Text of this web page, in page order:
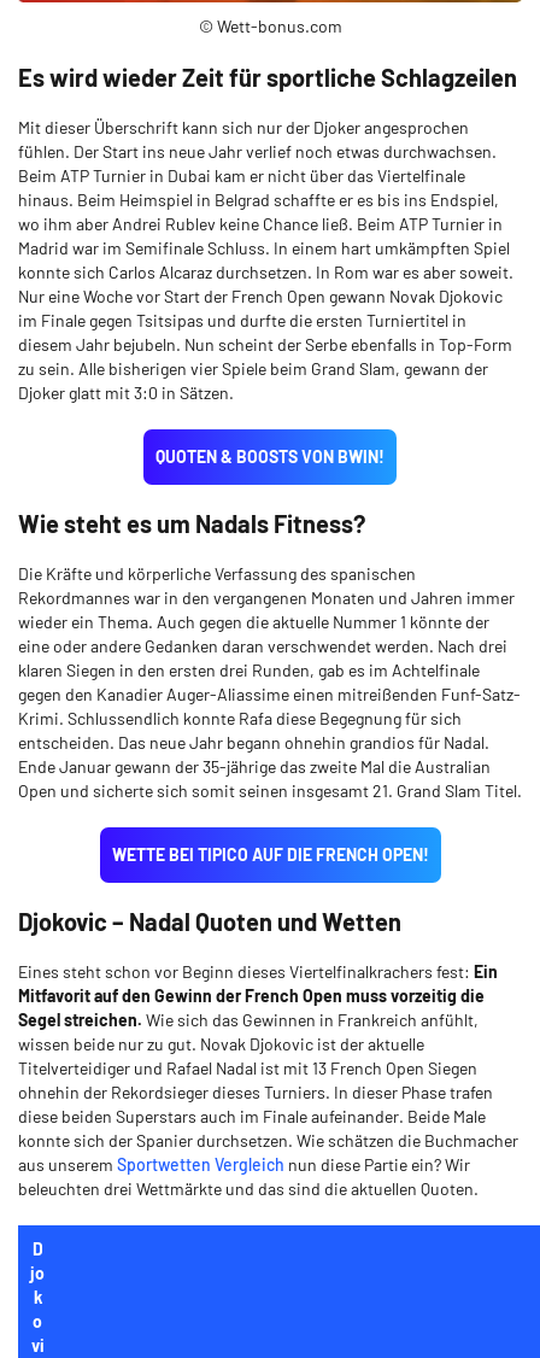
© Wett-bonus.com
Es wird wieder Zeit für sportliche Schlagzeilen
Mit dieser Überschrift kann sich nur der Djoker angesprochen
fühlen. Der Start ins neue Jahr verlief noch etwas durchwachsen.
Beim ATP Turnier in Dubai kam er nicht über das Viertelfinale
hinaus. Beim Heimspiel in Belgrad schaffte er es bis ins Endspiel,
wo ihm aber Andrei Rublev keine Chance ließ. Beim ATP Turnier in
Madrid war im Semifinale Schluss. In einem hart umkämpften Spiel
konnte sich Carlos Alcaraz durchsetzen. In Rom war es aber soweit.
Nur eine Woche vor Start der French Open gewann Novak Djokovic
im Finale gegen Tsitsipas und durfte die ersten Turniertitel in
diesem Jahr bejubeln. Nun scheint der Serbe ebenfalls in Top-Form
zu sein. Alle bisherigen vier Spiele beim Grand Slam, gewann der
Djoker glatt mit 3:0 in Sätzen.
QUOTEN & BOOSTS VON BWIN!
Wie steht es um Nadals Fitness?
Die Kräfte und körperliche Verfassung des spanischen
Rekordmannes war in den vergangenen Monaten und Jahren immer
wieder ein Thema. Auch gegen die aktuelle Nummer 1 könnte der
eine oder andere Gedanken daran verschwendet werden. Nach drei
klaren Siegen in den ersten drei Runden, gab es im Achtelfinale
gegen den Kanadier Auger-Aliassime einen mitreißenden Funf-Satz-
Krimi. Schlussendlich konnte Rafa diese Begegnung für sich
entscheiden. Das neue Jahr begann ohnehin grandios für Nadal.
Ende Januar gewann der 35-jährige das zweite Mal die Australian
Open und sicherte sich somit seinen insgesamt 21. Grand Slam Titel.
WETTE BEI TIPICO AUF DIE FRENCH OPEN!
Djokovic – Nadal Quoten und Wetten
Eines steht schon vor Beginn dieses Viertelfinalkrachers fest: Ein
Mitfavorit auf den Gewinn der French Open muss vorzeitig die
Segel streichen. Wie sich das Gewinnen in Frankreich anfühlt,
wissen beide nur zu gut. Novak Djokovic ist der aktuelle
Titelverteidiger und Rafael Nadal ist mit 13 French Open Siegen
ohnehin der Rekordsieger dieses Turniers. In dieser Phase trafen
diese beiden Superstars auch im Finale aufeinander. Beide Male
konnte sich der Spanier durchsetzen. Wie schätzen die Buchmacher
aus unserem Sportwetten Vergleich nun diese Partie ein? Wir
beleuchten drei Wettmärkte und das sind die aktuellen Quoten.
D
jo
k
o
vi